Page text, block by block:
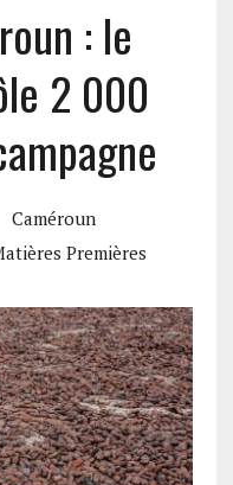
: le
2 000
Caméroun
Premières